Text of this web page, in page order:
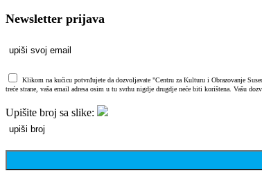
Newsletter prijava
Klikom na kućicu potvrđujete da dozvoljavate "Centru za Kulturu i Obrazovanje
treće strane, vaša email adresa osim u tu svrhu nigdje drugdje neće biti korištena. Vašu
Upišite broj sa slike: